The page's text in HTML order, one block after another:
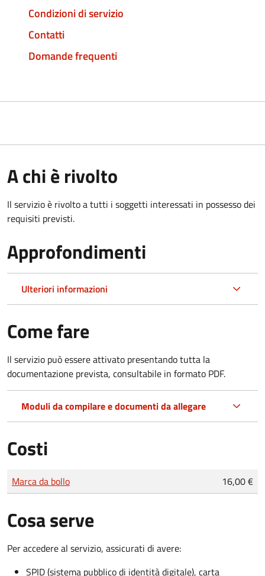
Condizioni di servizio
Contatti
Domande frequenti
A chi è rivolto
Il servizio è rivolto a tutti i soggetti interessati in possesso dei
requisiti previsti.
Approfondimenti
Ulteriori informazioni
Come fare
Il servizio può essere attivato presentando tutta la
documentazione prevista, consultabile in formato PDF.
Moduli da compilare e documenti da allegare
Costi
Tipo di pagamento
Importo
Marca da bollo 16,00 €
Cosa serve
Per accedere al servizio, assicurati di avere:
SPID (sistema pubblico di identità digitale), carta